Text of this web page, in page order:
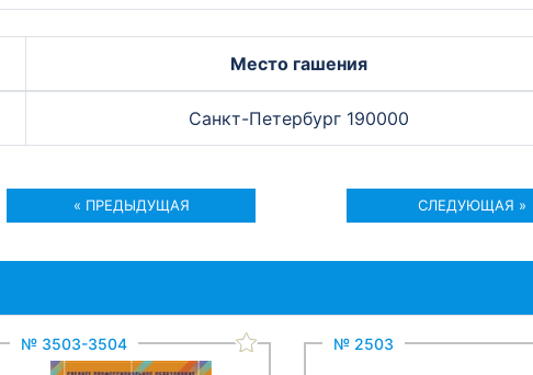
Место гашения
Санкт-Петербург 190000
« ПРЕДЫДУЩАЯ СЛЕДУЮЩАЯ »
№ 3503-3504 № 2503